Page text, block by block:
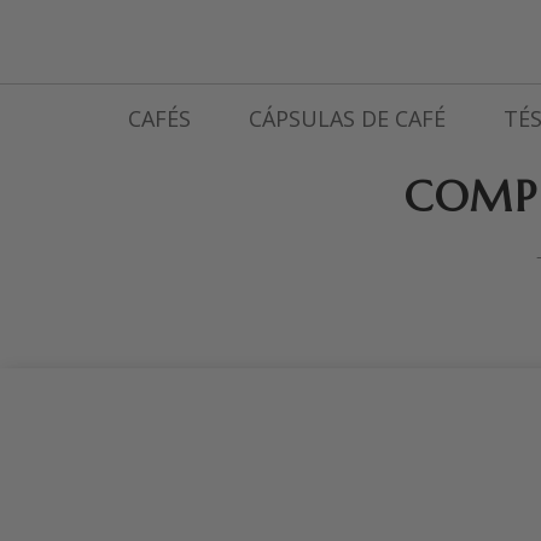
CAFÉS CÁPSULAS DE CAFÉ